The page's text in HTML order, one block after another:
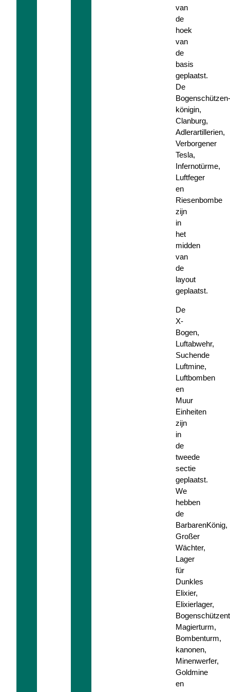
van
de
hoek
van
de
basis
geplaatst.
De
königin,
Clanburg,
Adlerartillerien,
Verborgener
Tesla,
Infernotürme,
Luftfeger
en
Riesenbombe
zijn
in
het
midden
van
de
layout
geplaatst.
De
X-
Bogen,
Luftabwehr,
Suchende
Luftmine,
Luftbomben
en
Muur
Einheiten
zijn
in
de
tweede
sectie
geplaatst.
We
hebben
de
BarbarenKönig,
Großer
Wächter,
Lager
für
Dunkles
Elixier,
Elixierlager,
Magierturm,
Bombenturm,
kanonen,
Minenwerfer,
Goldmine
en